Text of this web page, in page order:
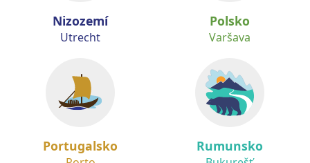
Nizozemí
Utrecht
Polsko
Varšava
Portugalsko Rumunsko